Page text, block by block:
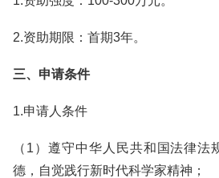
2.资助期限：首期3年。
三、申请条件
1.申请人条件
（1）遵守中华人民共和国法律法
德，自觉践行新时代科学家精神；